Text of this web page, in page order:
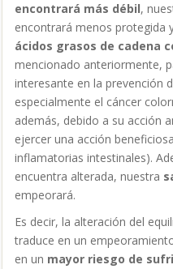
encontrará más débil,
encontrará menos protegida
ácidos grasos de cadena
mencionado anteriormente,
interesante en la prevención
especialmente el cáncer
además, debido a su acción
ejercer una acción
inflamatorias intestinales).
encuentra alterada, nuestra
empeorará.
Es decir, la alteración del
traduce en un
en un mayor riesgo de